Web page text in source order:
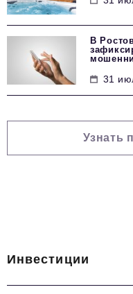
В
31
Узнать
Инвестиции